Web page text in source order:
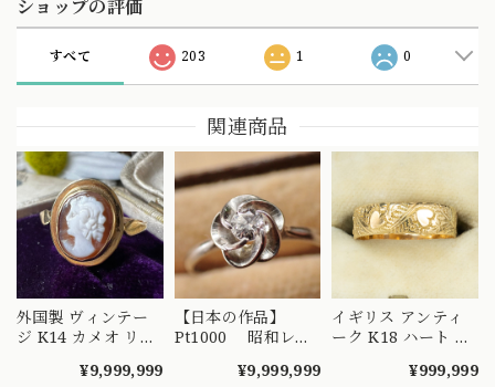
ショップの評価
すべて 203 1 0
関連商品
外国製 ヴィンテー
ジ K14 カメオ リン
しめるようなデザイ
¥9,999,999
【日本の作品】
Pt1000 昭和レト
リング 捻り梅
¥9,999,999
イギリス アンティ
ーク K18 ハート エ
り リング 1908年 バ
¥999,999